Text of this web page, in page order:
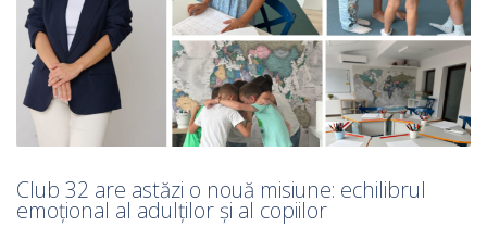
Club 32 are astăzi o nouă misiune: echilibrul
emoțional al adulților și al copiilor